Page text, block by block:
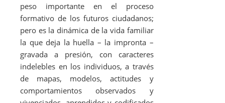
peso importante en el proceso
formativo de los futuros ciudadanos;
pero es la dinámica de la vida familiar
la que deja la huella – la impronta –
gravada a presión, con caracteres
indelebles en los individuos, a través
de mapas, modelos, actitudes y
comportamientos observados y